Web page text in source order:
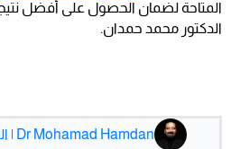
المتاحة لضمان الحصول على أفضل
الدكتور محمد حمدان.
Dr Mohamad Hamdan | الدكتور محمد حمدان